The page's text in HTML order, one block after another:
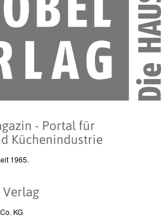
- Portal für
Küchenindustrie
1965.
Verlag
KG